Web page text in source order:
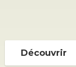
Découvrir